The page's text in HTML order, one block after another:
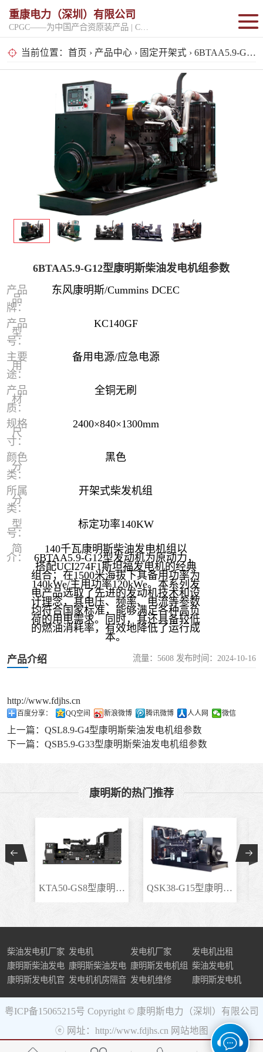
重康电力（深圳）有限公司
当前位置： 首页 › 产品中心 › 固定开架式 › 6BTAA5.9-G12型康明斯柴油发电机组参数
6BTAA5.9-G12型康明斯柴油发电机组参数
产品
品
牌：
东风康明斯/Cummins DCEC
产品
型
号：
KC140GF
主要
用
途：
备用电源/应急电源
产品
材
质：
全铜无刷
规格
尺
寸：
2400×840×1300mm
颜色
分
类：
黑色
所属
分
类：
开架式柴发机组
型
号：
标定功率140KW
简
介：
140千瓦康明斯柴油发电机组以
6BTAA5.9-G12型发动机为原动力，
搭配UCI274F1斯坦福发电机的经典
组合；在1500米海拔下其备用功率为
140kWe/主用功率120kWe。本系列发
电产品选取了先进的发动机技术和设
计理念，其电压、频率、电流等参数
均符合国家标准，能够满足各种高负
荷的用电需求。同时，其还具备较低
的燃油消耗率，有效地降低了运行成
本。
产品介绍 流量：5608 发布时间：2024-10-16
http://www.fdjhs.cn
百度分享： QQ空间 新浪微博 腾讯微博 人人网 微信
上一篇： QSL8.9-G4型康明斯柴油发电机组参数
下一篇： QSB5.9-G33型康明斯柴油发电机组参数
康明斯的热门推荐
KTA50-GS8型康明斯柴.. QSK38-G15型康明斯柴..
柴油发电机厂家 发电机 发电机厂家
发电机出租
康明斯柴油发电
机组
康明斯柴油发电
机
康明斯发电机组 柴油发电机
康明斯发电机官 发电机机房隔音 发电机维修 康明斯发电机
粤ICP备15065215号 Copyright © 康明斯电力（深圳）有限公司
ⓔ 网址：http://www.fdjhs.cn 网站地图
固定开架式